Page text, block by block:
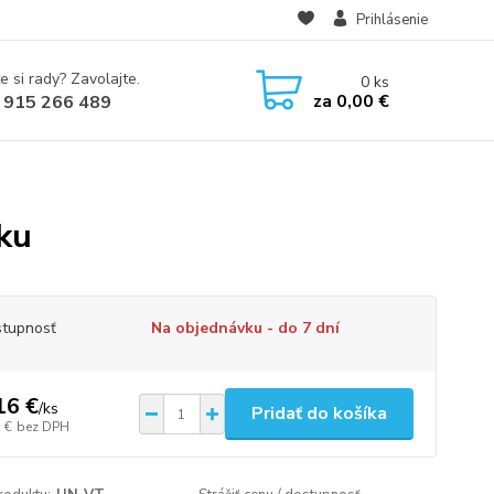
Prihlásenie
si rady? Zavolajte.
266 489
0ks
za 0,00 €
Na objednávku - do 7 dní
€/ks
€ bez DPH
Pridať do košíka